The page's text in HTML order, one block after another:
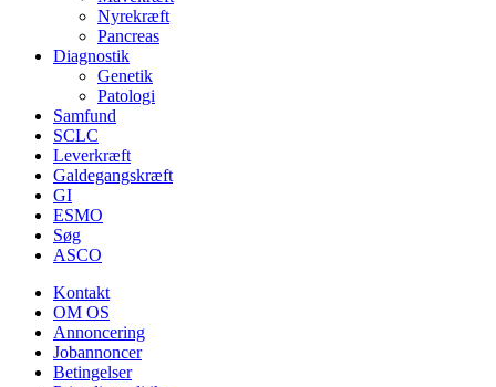
Nyrekræft
Pancreas
Diagnostik
Genetik
Patologi
Samfund
SCLC
Leverkræft
Galdegangskræft
GI
ESMO
Søg
ASCO
Kontakt
OM OS
Annoncering
Jobannoncer
Betingelser